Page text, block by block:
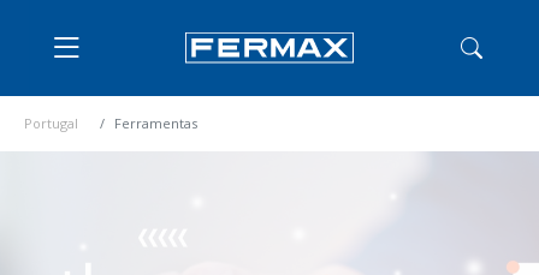
Portugal Ferramentas